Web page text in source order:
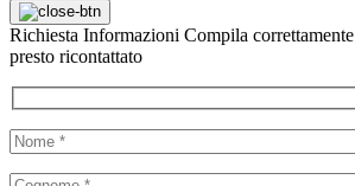
Richiesta Informazioni Compila
presto ricontattato